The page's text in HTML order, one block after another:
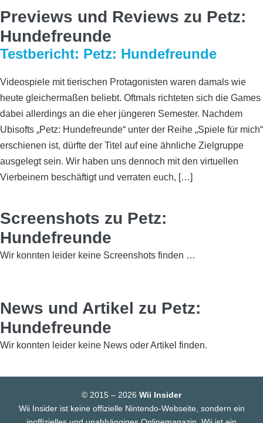
Previews und Reviews zu Petz:
Hundefreunde
Testbericht: Petz: Hundefreunde
Videospiele mit tierischen Protagonisten waren damals wie
heute gleichermaßen beliebt. Oftmals richteten sich die Games
dabei allerdings an die eher jüngeren Semester. Nachdem
Ubisofts „Petz: Hundefreunde“ unter der Reihe „Spiele für mich“
erschienen ist, dürfte der Titel auf eine ähnliche Zielgruppe
ausgelegt sein. Wir haben uns dennoch mit den virtuellen
Vierbeinern beschäftigt und verraten euch, […]
Screenshots zu Petz:
Hundefreunde
Wir konnten leider keine Screenshots finden …
News und Artikel zu Petz:
Hundefreunde
Wir konnten leider keine News oder Artikel finden.
© 2015 – 2026 Wii Insider
Wii Insider ist keine offizielle Nintendo-Webseite, sondern ein